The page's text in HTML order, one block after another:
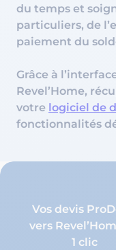
du temps et
particuliers, de
paiement du
Grâce à
Revel’Home,
votre logiciel de
fonctionnalités
Vos devis
vers
1 clic